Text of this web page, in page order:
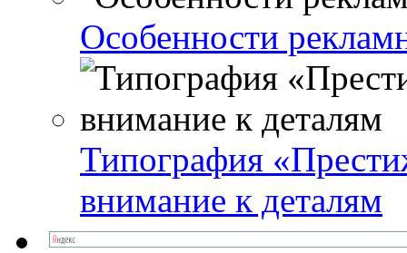
Особенности
Типография
внимание к деталям